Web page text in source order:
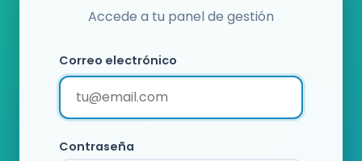
Accede a tu panel de gestión
Correo electrónico
Contraseña